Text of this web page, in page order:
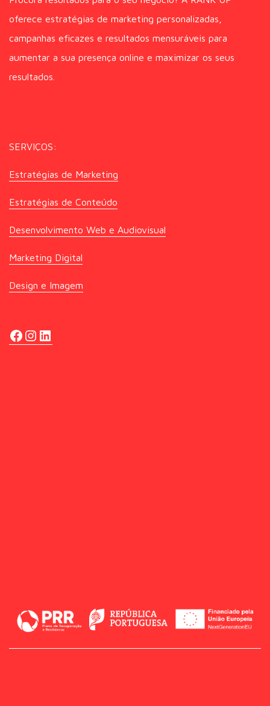
oferece estratégias de marketing personalizadas,
campanhas eficazes e resultados mensuráveis para
aumentar a sua presença online e maximizar os seus
resultados.
SERVIÇOS:
Estratégias de Marketing
Estratégias de Conteúdo
Desenvolvimento Web e Audiovisual
Marketing Digital
Design e Imagem